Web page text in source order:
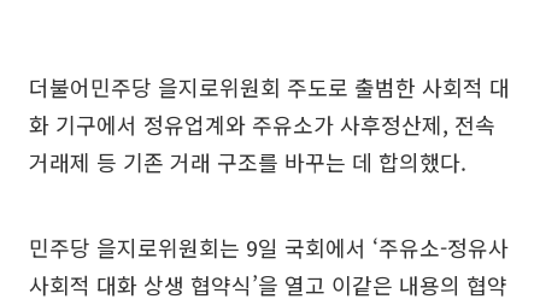
더불어민주당 을지로위원회 주도로 출범한 사회적 대
화 기구에서 정유업계와 주유소가 사후정산제, 전속
거래제 등 기존 거래 구조를 바꾸는 데 합의했다.
민주당 을지로위원회는 9일 국회에서 ‘주유소-정유사
사회적 대화 상생 협약식’을 열고 이같은 내용의 협약